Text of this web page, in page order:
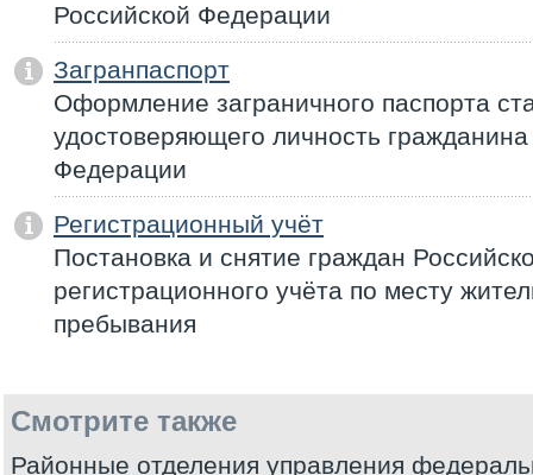
Российской Федерации
Загранпаспорт
Оформление заграничного паспорта
удостоверяющего личность
Федерации
Регистрационный учёт
Постановка и снятие граждан
регистрационного учёта по месту
пребывания
Смотрите также
Районные отделения управления